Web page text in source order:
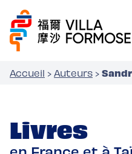
Accueil › Auteurs ›
Livres